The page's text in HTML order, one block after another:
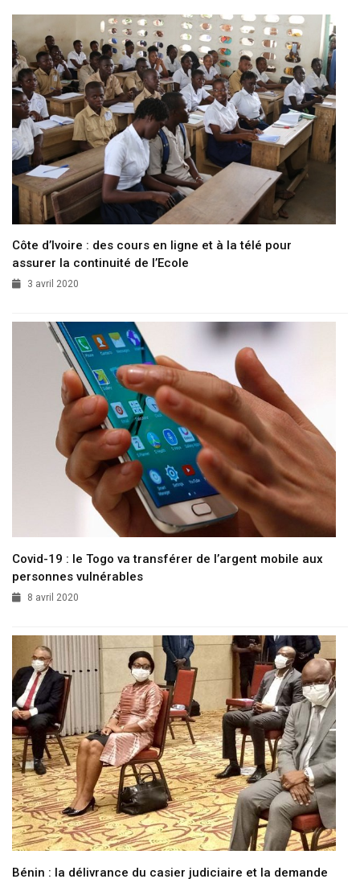
Côte d’Ivoire : des cours en ligne et à la télé pour
assurer la continuité de l’Ecole
3 avril 2020
Covid-19 : le Togo va transférer de l’argent mobile aux
personnes vulnérables
8 avril 2020
Bénin : la délivrance du casier judiciaire et la demande